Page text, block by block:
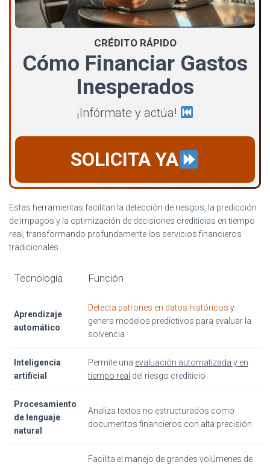
CRÉDITO RÁPIDO
Cómo Financiar Gastos
Inesperados
¡Infórmate y actúa!
SOLICITA YA
Estas herramientas facilitan la detección de riesgos, la predicción
de impagos y la optimización de decisiones crediticias en tiempo
real, transformando profundamente los servicios financieros
tradicionales.
Tecnología Función
Aprendizaje
automático
Detecta patrones en datos históricos y
genera modelos predictivos para evaluar la
solvencia
Inteligencia
artificial
Permite una evaluación automatizada y en
tiempo real del riesgo crediticio
Procesamiento
de lenguaje
natural
Analiza textos no estructurados como
documentos financieros con alta precisión
Facilita el manejo de grandes volúmenes de